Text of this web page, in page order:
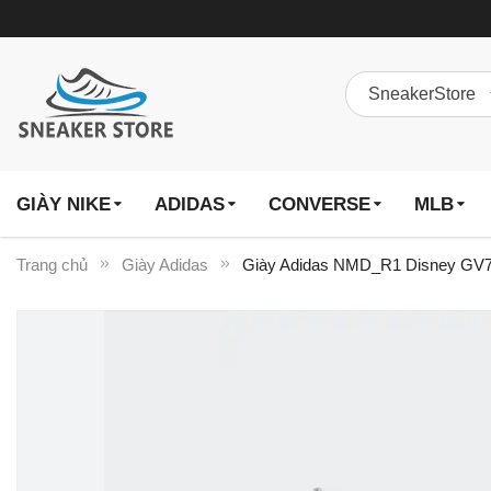
GIÀY NIKE ADIDAS CONVERSE MLB
Trang chủ Giày Adidas Giày Adidas NMD_R1 Disney